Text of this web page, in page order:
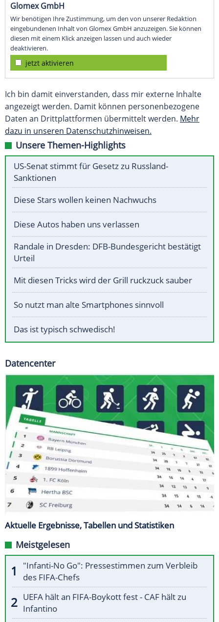
Glomex GmbH
Wir benötigen Ihre Zustimmung, um den von unserer Redaktion
eingebundenen Inhalt von Glomex GmbH anzuzeigen. Sie können
diesen mit einem Klick anzeigen lassen und auch wieder
deaktivieren.
jetzt aktivieren
Ich bin damit einverstanden, dass mir externe Inhalte
angezeigt werden. Damit können personenbezogene
Daten an Drittplattformen übermittelt werden. Mehr
dazu in unseren Datenschutzhinweisen.
Unsere Themen-Highlights
US-Senat stimmt für Gesetz zu Russland-
Sanktionen
Diese Stars wollen keinen Nachwuchs
Diese Autos haben uns verlassen
Randale in Dresden: DFB-Bundesgericht bestätigt
Urteil
Mit diesen Tricks wird der Grill ruckzuck sauber
So nutzt man alte Smartphones sinnvoll
Das ist typisch schwedisch!
Datencenter
Aktuelle Ergebnisse, Tabellen und Statistiken
Meistgelesen
"Infanti-No Go": Pressestimmen zum Verbleib
des FIFA-Chefs
UEFA hält an FIFA-Boykott fest - CAF hält zu
Infantino